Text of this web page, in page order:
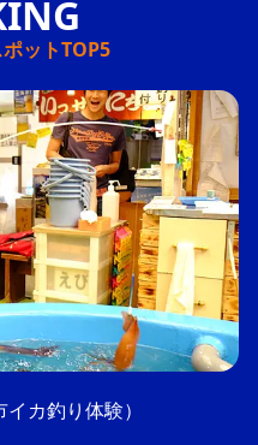
ットTOP5
カ釣り体験）